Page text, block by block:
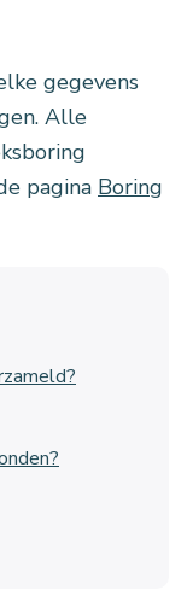
gegevens
Alle
pagina Boring